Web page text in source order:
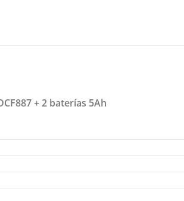
+ 2 baterías 5Ah